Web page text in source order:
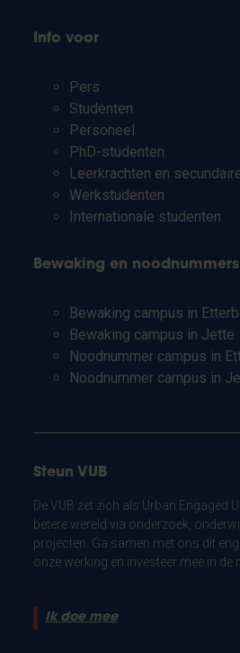
Info voor
Pers
Studenten
Personeel
PhD-studenten
Leerkrachten en
Werkstudenten
Internationale studenten
Bewaking en noodnummers
Bewaking campus in
Bewaking campus in Jette
Noodnummer campus in
Noodnummer campus in
Steun VUB
De VUB zet zich als Urban Engaged
betere wereld via onderzoek,
projecten. Ga samen met ons dit
onze werking en investeer mee in de
Ik doe mee